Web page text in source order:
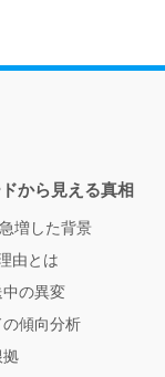
から見える真相
増した背景
由とは
の異変
傾向分析
拠